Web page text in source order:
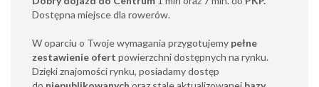
Dostępna miejsce dla rowerów.
W oparciu o Twoje wymagania przygotujemy pełne
zestawienie ofert powierzchni dostępnych na rynku.
Dzięki znajomości rynku, posiadamy dostęp